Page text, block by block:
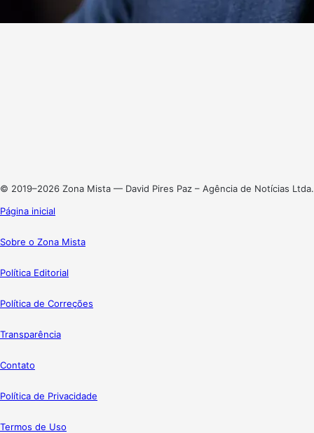
© 2019–2026 Zona Mista — David Pires Paz – Agência de Notícias Ltda.
Página inicial
Sobre o Zona Mista
Política Editorial
Política de Correções
Transparência
Contato
Política de Privacidade
Termos de Uso